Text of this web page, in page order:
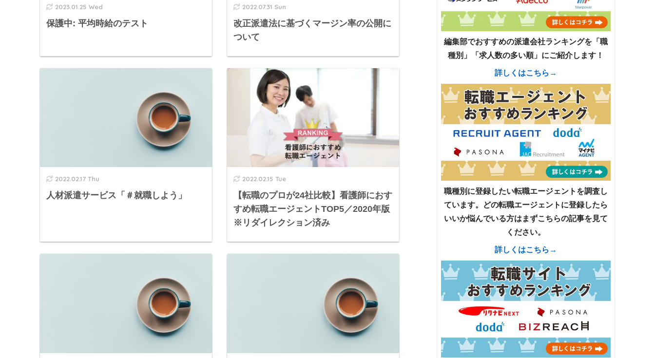
2023.01.25 Wed
保護中: 平均時給のテスト
2022.07.31 Sun
改正派遣法に基づくマージン率の公開に
ついて
2022.02.17 Thu
人材派遣サービス「＃就職しよう」
2022.02.15 Tue
【転職のプロが24社比較】看護師におす
すめ転職エージェントTOP5／2020年版
※リダイレクション済み
編集部でおすすめの派遣会社ランキングを「職
種別」「求人数の多い順」にご紹介します！
詳しくはこちら→
職種別に登録したい転職エージェントを調査し
ています。どの転職エージェントに登録したら
いいか悩んでいる方はまずこちらの記事を見て
ください。
詳しくはこちら→